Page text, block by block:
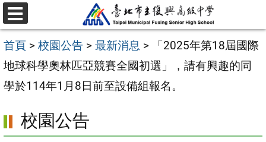
跳
至
主
要
內
區
選
單
首頁 > 校園公告 > 最新消息 >
「2025年第18屆國際
地球科學奧林匹亞競賽全國初選」，請有興趣的同
學於114年1月8日前至設備組報名。
校園公告